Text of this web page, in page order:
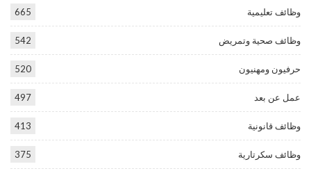
وظائف تعليمية 665
وظائف صحية وتمريض 542
حرفيون ومهنيون 520
عمل عن بعد 497
وظائف قانونية 413
وظائف سكرتارية 375